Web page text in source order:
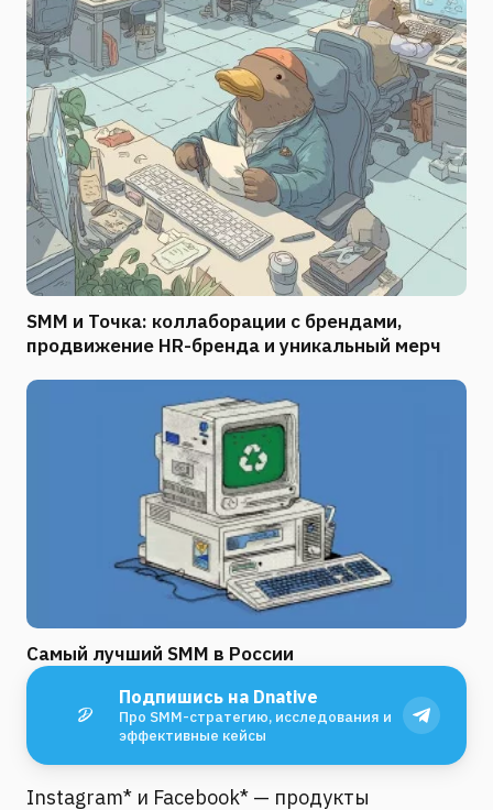
SMM и Точка: коллаборации с брендами,
продвижение HR-бренда и уникальный мерч
Самый лучший SMM в России
Подпишись на Dnative
Про SMM-стратегию, исследования и
эффективные кейсы
Instagram* и Facebook* — продукты